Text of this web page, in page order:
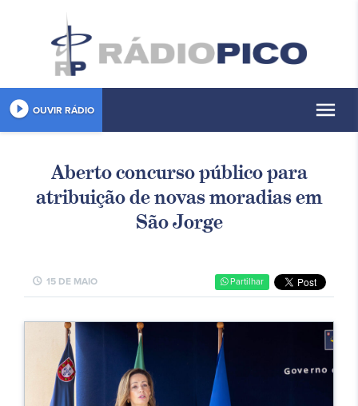
play_circle_filled OUVIR RÁDIO menu
Aberto concurso público para
atribuição de novas moradias em
São Jorge
schedule 15 DE MAIO Partilhar